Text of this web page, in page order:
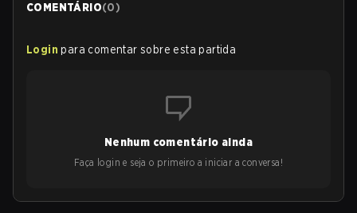
COMENTÁRIO(0)
Login para comentar sobre esta partida
Nenhum comentário ainda
Faça login e seja o primeiro a iniciar a conversa!